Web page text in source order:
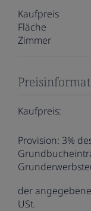
Kaufpreis
Fläche
Zimmer
Kaufpreis:
Provision: 3%
der
USt.